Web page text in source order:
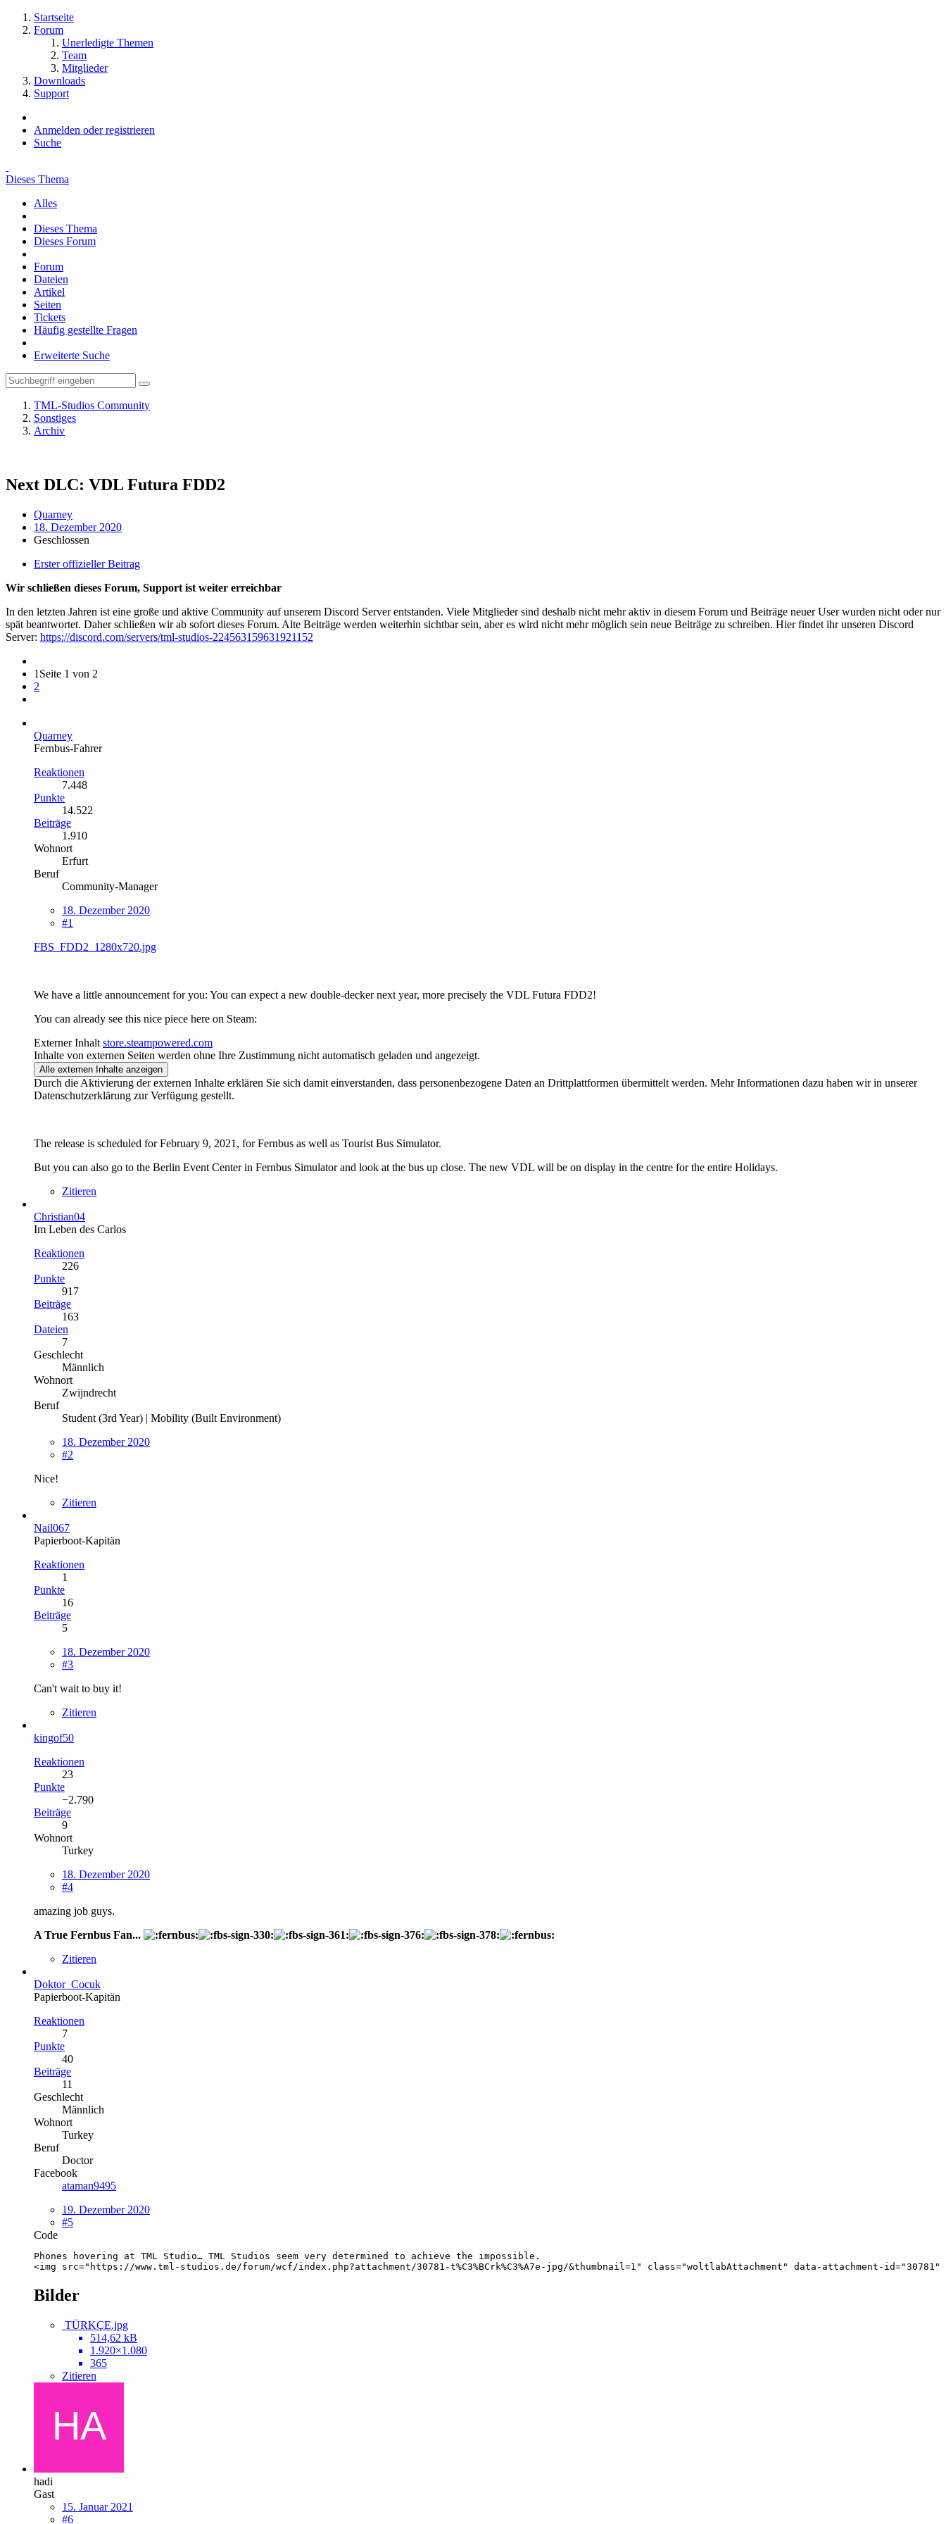
Startseite
Forum
Unerledigte Themen
Team
Mitglieder
Downloads
Support
Anmelden oder registrieren
Suche
Dieses Thema
Alles
Dieses Thema
Dieses Forum
Forum
Dateien
Artikel
Seiten
Tickets
Häufig gestellte Fragen
Erweiterte Suche
TML-Studios Community
Sonstiges
Archiv
Next DLC: VDL Futura FDD2
Quarney
18. Dezember 2020
Geschlossen
Erster offizieller Beitrag
Wir schließen dieses Forum, Support ist weiter erreichbar
In den letzten Jahren ist eine große und aktive Community auf unserem Discord Server entstanden. Viele Mitglieder sind deshalb nicht mehr aktiv in diesem Forum und Beiträge neuer User wurden nicht oder nur
spät beantwortet. Daher schließen wir ab sofort dieses Forum. Alte Beiträge werden weiterhin sichtbar sein, aber es wird nicht mehr möglich sein neue Beiträge zu schreiben. Hier findet ihr unseren Discord
Server: https://discord.com/servers/tml-studios-224563159631921152
1 Seite 1 von 2
2
Quarney
Fernbus-Fahrer
Reaktionen
7.448
Punkte
14.522
Beiträge
1.910
Wohnort
Erfurt
Beruf
Community-Manager
18. Dezember 2020
#1
FBS_FDD2_1280x720.jpg
We have a little announcement for you: You can expect a new double-decker next year, more precisely the VDL Futura FDD2!
You can already see this nice piece here on Steam:
Externer Inhalt store.steampowered.com
Inhalte von externen Seiten werden ohne Ihre Zustimmung nicht automatisch geladen und angezeigt.
Alle externen Inhalte anzeigen
Durch die Aktivierung der externen Inhalte erklären Sie sich damit einverstanden, dass personenbezogene Daten an Drittplattformen übermittelt werden. Mehr Informationen dazu haben wir in unserer
Datenschutzerklärung zur Verfügung gestellt.
The release is scheduled for February 9, 2021, for Fernbus as well as Tourist Bus Simulator.
But you can also go to the Berlin Event Center in Fernbus Simulator and look at the bus up close. The new VDL will be on display in the centre for the entire Holidays.
Zitieren
Christian04
Im Leben des Carlos
Reaktionen
226
Punkte
917
Beiträge
163
Dateien
7
Geschlecht
Männlich
Wohnort
Zwijndrecht
Beruf
Student (3rd Year) | Mobility (Built Environment)
18. Dezember 2020
#2
Nice!
Zitieren
Nail067
Papierboot-Kapitän
Reaktionen
1
Punkte
16
Beiträge
5
18. Dezember 2020
#3
Can't wait to buy it!
Zitieren
kingof50
Reaktionen
23
Punkte
−2.790
Beiträge
9
Wohnort
Turkey
18. Dezember 2020
#4
amazing job guys.
A True Fernbus Fan...
Zitieren
Doktor_Cocuk
Papierboot-Kapitän
Reaktionen
7
Punkte
40
Beiträge
11
Geschlecht
Männlich
Wohnort
Turkey
Beruf
Doctor
Facebook
ataman9495
19. Dezember 2020
#5
Code
<img src="https://www.tml-studios.de/forum/wcf/index.php?attachment/30781-t%C3%BCrk%C3%A7e-jpg/&thumbnail=1" class="woltlabAttachment" data-attachment-id="30781"
Bilder
TÜRKÇE.jpg
514,62 kB
1.920×1.080
365
Zitieren
hadi
Gast
15. Januar 2021
#6